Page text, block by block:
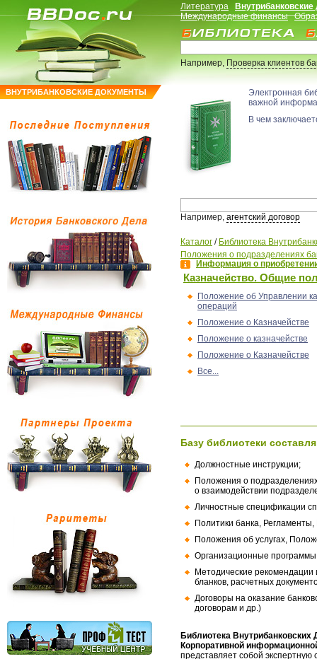
ВНУТРИБАНКОВСКИЕ ДОКУМЕНТЫ
Литература
Международные финансы
Например,Проверка клиентов
Электронная
важной
В чем
Например, агентский договор
Каталог / Библиотека
Положения о подразделениях
Информация о
Казначейство. Общие
Положение об Управлении
операций
Положение о Казначействе
Положение о казначействе
Положение о Казначействе
Все...
Базу библиотеки
Должностные инструкции;
Положения о
о взаимодействии
Личностные спецификации
Политики банка,
Положения об услугах,
Организационные
Методические
бланков, расчетных
Договоры на оказание
договорам и др.)
Библиотека
Корпоративной
представляет собой экспертную